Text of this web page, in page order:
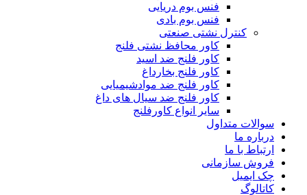
فنس بوم دریایی
فنس بوم بادی
کنترل نشتی صنعتی
کاور محافظ نشتی فلنج
کاور فلنج ضد اسید
کاور فلنج بخارداغ
کاور فلنج ضد موادشیمیایی
کاور فلنج ضد سیال های داغ
سایر انواع کاورفلنج
سوالات متداول
درباره ما
ارتباط با ما
فروش سازمانی
چک ایمیل
کاتالوگ